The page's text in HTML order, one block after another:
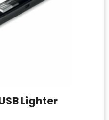
Lighter